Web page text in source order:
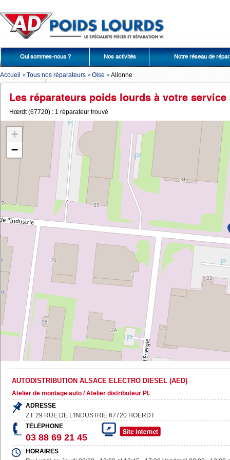
Qui sommes-nous ? Nos activités Notre réseau de
Accueil Tous nos réparateurs Oise Allonne
Les réparateurs poids lourds à votre
Hœrdt (67720) : 1 réparateur trouvé
+
−
AUTODISTRIBUTION ALSACE ELECTRO DIESEL (AED)
Atelier de montage auto / Atelier distributeur PL
ADRESSE
Z.I. 29 RUE DE L'INDUSTRIE 67720 HOERDT
TÉLÉPHONE
03 88 69 21 45
HORAIRES